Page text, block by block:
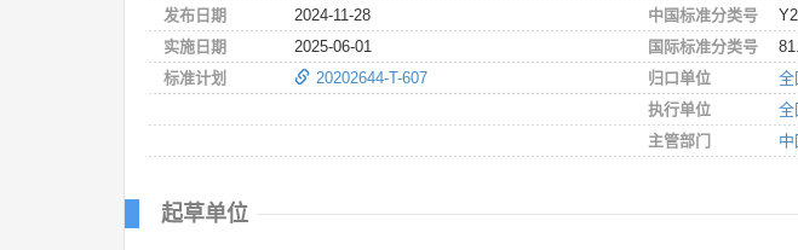
发布日期
2024-11-28
实施日期
2025-06-01
标准计划
20202644-T-607
中国标准分类号
国际标准分类号
归口单位
全
执行单位
全
主管部门
起草单位